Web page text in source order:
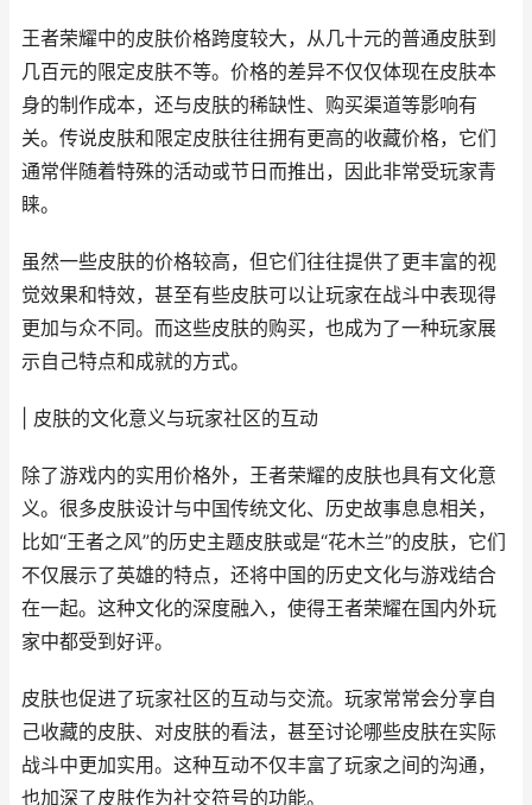
王者荣耀中的皮肤价格跨度较大，从几十元的普通皮肤到
几百元的限定皮肤不等。价格的差异不仅仅体现在皮肤本
身的制作成本，还与皮肤的稀缺性、购买渠道等影响有
关。传说皮肤和限定皮肤往往拥有更高的收藏价格，它们
通常伴随着特殊的活动或节日而推出，因此非常受玩家青
睐。
虽然一些皮肤的价格较高，但它们往往提供了更丰富的视
觉效果和特效，甚至有些皮肤可以让玩家在战斗中表现得
更加与众不同。而这些皮肤的购买，也成为了一种玩家展
示自己特点和成就的方式。
| 皮肤的文化意义与玩家社区的互动
除了游戏内的实用价格外，王者荣耀的皮肤也具有文化意
义。很多皮肤设计与中国传统文化、历史故事息息相关，
比如“王者之风”的历史主题皮肤或是“花木兰”的皮肤，它们
不仅展示了英雄的特点，还将中国的历史文化与游戏结合
在一起。这种文化的深度融入，使得王者荣耀在国内外玩
家中都受到好评。
皮肤也促进了玩家社区的互动与交流。玩家常常会分享自
己收藏的皮肤、对皮肤的看法，甚至讨论哪些皮肤在实际
战斗中更加实用。这种互动不仅丰富了玩家之间的沟通，
也加深了皮肤作为社交符号的功能。